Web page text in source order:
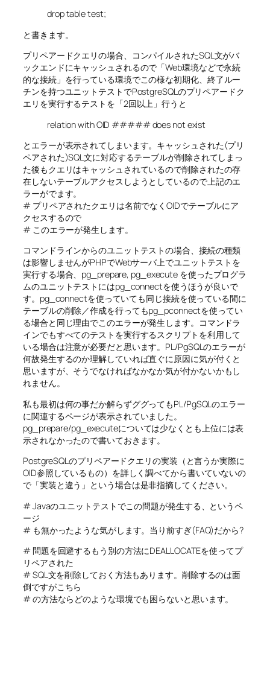
drop table test;
と書きます。
プリペアードクエリの場合、コンパイルされたSQL文がバ
ックエンドにキャッシュされるので「Web環境などで永続
的な接続」を行っている環境でこの様な初期化、終了ルー
チンを持つユニットテストでPostgreSQLのプリペアードク
エリを実行するテストを「2回以上」行うと
relation with OID ##### does not exist
とエラーが表示されてしまいます。キャッシュされた(プリ
ペアされた)SQL文に対応するテーブルが削除されてしまっ
た後もクエリはキャッシュされているので削除されたの存
在しないテーブルアクセスしようとしているので上記のエ
ラーがでます。
# プリペアされたクエリは名前でなくOIDでテーブルにア
クセスするので
# このエラーが発生します。
コマンドラインからのユニットテストの場合、接続の種類
は影響しませんがPHPでWebサーバ上でユニットテストを
実行する場合、pg_prepare, pg_execute を使ったプログラ
ムのユニットテストにはpg_connectを使うほうが良いで
す。pg_connectを使っていても同じ接続を使っている間に
テーブルの削除／作成を行ってもpg_pconnectを使ってい
る場合と同じ理由でこのエラーが発生します。コマンドラ
インでもすべてのテストを実行するスクリプトを利用して
いる場合は注意が必要だと思います。PL/PgSQLのエラーが
何故発生するのか理解していれば直ぐに原因に気が付くと
思いますが、そうでなければなかなか気が付かないかもし
れません。
私も最初は何の事だか解らずググってもPL/PgSQLのエラー
に関連するページが表示されていました。
pg_prepare/pg_executeについては少なくとも上位には表
示されなかったので書いておきます。
PostgreSQLのプリペアードクエリの実装（と言うか実際に
OID参照しているもの）を詳しく調べてから書いていないの
で「実装と違う」という場合は是非指摘してください。
# Javaのユニットテストでこの問題が発生する、というペ
ージ
# も無かったような気がします。当り前すぎ(FAQ)だから?
# 問題を回避するもう別の方法にDEALLOCATEを使ってプ
リペアされた
# SQL文を削除しておく方法もあります。削除するのは面
倒ですがこちら
# の方法ならどのような環境でも困らないと思います。